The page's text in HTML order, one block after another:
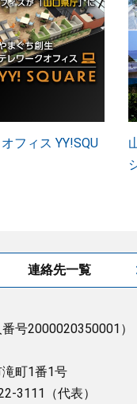
フィス YY!SQU
連絡先一覧
番号2000020350001）
町1番1号
3111（代表）